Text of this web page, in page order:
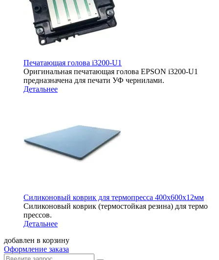
Печатающая голова i3200-U1
Оригинальная печатающая голова EPSON i3200-U1
предназначена для печати УФ чернилами.
Детальнее
Силиконовый коврик для термопресса 400х600х12мм
Силиконовый коврик (термостойкая резина) для термо
прессов.
Детальнее
добавлен в корзину
Оформление заказа